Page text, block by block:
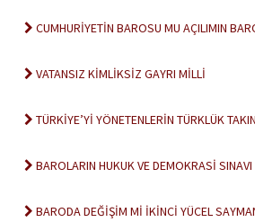
CUMHURİYETİN BAROSU MU AÇILIMIN
VATANSIZ KİMLİKSİZ GAYRI MİLLİ
TÜRKİYE’Yİ YÖNETENLERİN TÜRKLÜK
BAROLARIN HUKUK VE DEMOKRASİ SINAVI
BARODA DEĞİŞİM Mİ İKİNCİ YÜCEL